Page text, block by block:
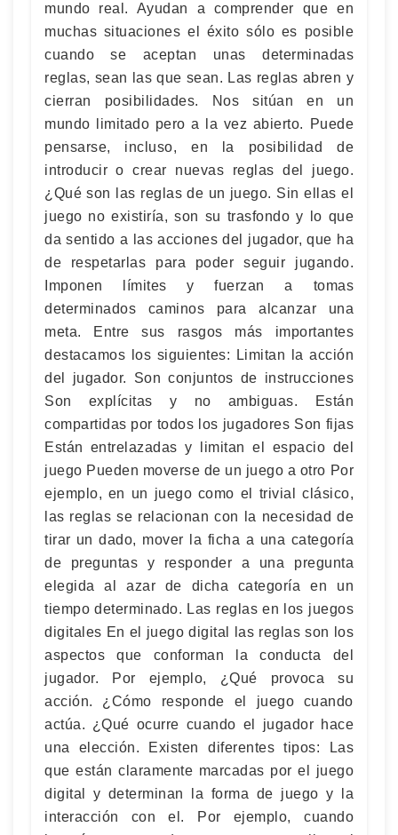
mundo real. Ayudan a comprender que en
muchas situaciones el éxito sólo es posible
cuando se aceptan unas determinadas
reglas, sean las que sean. Las reglas abren y
cierran posibilidades. Nos sitúan en un
mundo limitado pero a la vez abierto. Puede
pensarse, incluso, en la posibilidad de
introducir o crear nuevas reglas del juego.
¿Qué son las reglas de un juego. Sin ellas el
juego no existiría, son su trasfondo y lo que
da sentido a las acciones del jugador, que ha
de respetarlas para poder seguir jugando.
Imponen límites y fuerzan a tomas
determinados caminos para alcanzar una
meta. Entre sus rasgos más importantes
destacamos los siguientes: Limitan la acción
del jugador. Son conjuntos de instrucciones
Son explícitas y no ambiguas. Están
compartidas por todos los jugadores Son fijas
Están entrelazadas y limitan el espacio del
juego Pueden moverse de un juego a otro Por
ejemplo, en un juego como el trivial clásico,
las reglas se relacionan con la necesidad de
tirar un dado, mover la ficha a una categoría
de preguntas y responder a una pregunta
elegida al azar de dicha categoría en un
tiempo determinado. Las reglas en los juegos
digitales En el juego digital las reglas son los
aspectos que conforman la conducta del
jugador. Por ejemplo, ¿Qué provoca su
acción. ¿Cómo responde el juego cuando
actúa. ¿Qué ocurre cuando el jugador hace
una elección. Existen diferentes tipos: Las
que están claramente marcadas por el juego
digital y determinan la forma de juego y la
interacción con el. Por ejemplo, cuando